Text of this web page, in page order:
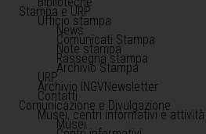
Stampa e URP
Ufficio stampa
News
Comunicati Stampa
Note stampa
Rassegna stampa
Archivio Stampa
URP
Archivio INGVNewsletter
Contatti
Comunicazione e Divulgazione
Musei, centri informativi e
Musei